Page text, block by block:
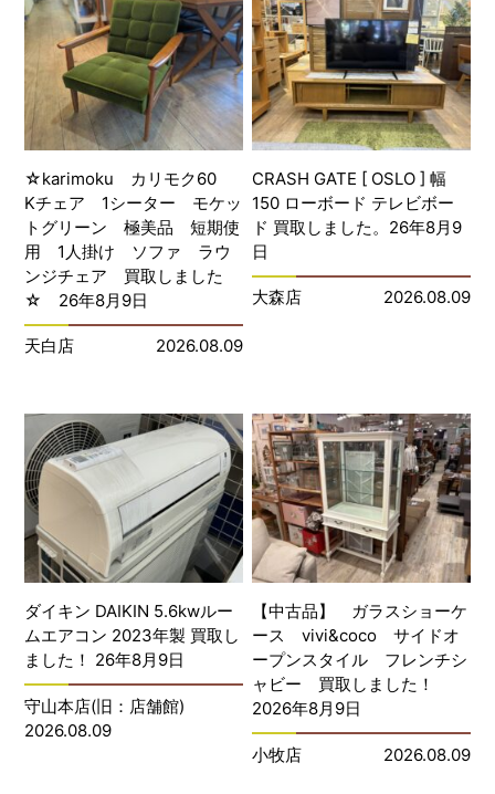
☆karimoku カリモク60
Kチェア 1シーター モケッ
トグリーン 極美品 短期使
用 1人掛け ソファ ラウ
ンジチェア 買取しました
☆ 26年8月9日
天白店 2026.08.09
CRASH GATE [ OSLO ] 幅
150 ローボード テレビボー
ド 買取しました。26年8月9
日
大森店 2026.08.09
ダイキン DAIKIN 5.6kwルー
ムエアコン 2023年製 買取し
ました！ 26年8月9日
守山本店(旧：店舗館)
2026.08.09
【中古品】 ガラスショーケ
ース vivi&coco サイドオ
ープンスタイル フレンチシ
ャビー 買取しました！
2026年8月9日
小牧店 2026.08.09